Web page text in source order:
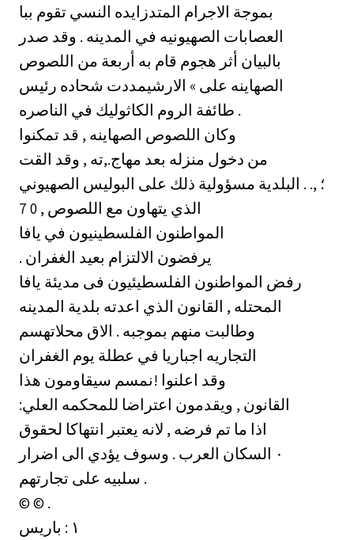
بموجة الاجرام المتدزايده النسي تقوم ببا
العصابات الصهيونيه في المدينه . وقد صدر
بالبيان أثر هجوم قام به أربعة من اللصوص
الصهاينه على » الارشيمددت شحاده رئيس
طائفة الروم الكاثوليك في الناصره .
وكان اللصوص الصهاينه , قد تمكنوا
من دخول منزله بعد مهاج.,ته , وقد القت
؛ ,. . البلدية مسؤولية ذلك على البوليس الصهيوني
الذي يتهاون مع اللصوص , 0 7
المواطنون الفلسطينيون في يافا
. يرفضون الالتزام بعيد الغفران
رفض المواطنون الفلسطيئيون فى مديئة يافا
المحتله , القانون الذي اعدته بلدية المدينه
وطالبت منهم بموجبه . الاق محلاتهسم
التجاريه اجباريا في عطلة يوم الغفران
وقد اعلنوا !نمسم سيقاومون هذا
:القانون , ويقدمون اعتراضا للمحكمه العلي
اذا ما تم فرضه , لانه يعتبر انتهاكا لحقوق
‎٠‏ السكان العرب . وسوف يؤدي الى اضرار
سلبيه على تجارتهم .
© © .
باريس : ‎١‏